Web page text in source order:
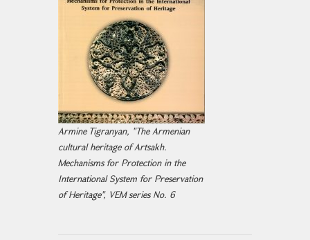
Armine Tigranyan, "The Armenian
cultural heritage of Artsakh.
Mechanisms for Protection in the
International System for Preservation
of Heritage", VEM series No. 6